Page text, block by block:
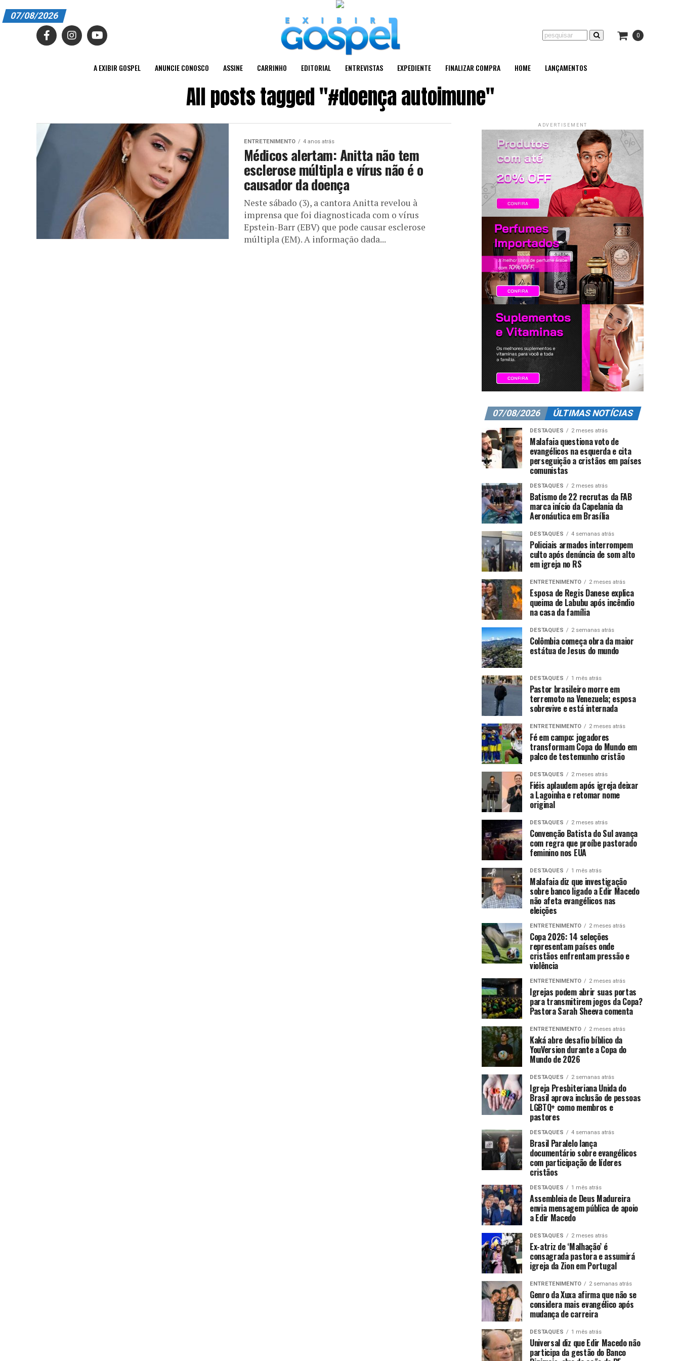
A EXIBIR GOSPEL
EDITORIAL
ENTREVISTAS
FINALIZAR COMPRA
LANÇAMENTOS
07/08/2026
0
A EXIBIR GOSPEL ANUNCIE CONOSCO ASSINE CARRINHO EDITORIAL ENTREVISTAS EXPEDIENTE FINALIZAR COMPRA HOME LANÇAMENTOS
All posts tagged "#doença autoimune"
ENTRETENIMENTO 4 anos atrás
Médicos alertam: Anitta não tem
esclerose múltipla e vírus não é o
causador da doença
Neste sábado (3), a cantora Anitta revelou à
imprensa que foi diagnosticada com o vírus
Epstein-Barr (EBV) que pode causar esclerose
múltipla (EM). A informação dada...
ADVERTISEMENT
07/08/2026 ÚLTIMAS NOTÍCIAS
DESTAQUES 2 meses atrás
Malafaia questiona voto de
evangélicos na esquerda e cita
perseguição a cristãos em países
comunistas
DESTAQUES 2 meses atrás
Batismo de 22 recrutas da FAB
marca início da Capelania da
Aeronáutica em Brasília
DESTAQUES 4 semanas atrás
Policiais armados interrompem
culto após denúncia de som alto
em igreja no RS
ENTRETENIMENTO 2 meses atrás
Esposa de Regis Danese explica
queima de Labubu após incêndio
na casa da família
DESTAQUES 2 semanas atrás
Colômbia começa obra da maior
estátua de Jesus do mundo
DESTAQUES 1 mês atrás
Pastor brasileiro morre em
terremoto na Venezuela; esposa
sobrevive e está internada
ENTRETENIMENTO 2 meses atrás
Fé em campo: jogadores
transformam Copa do Mundo em
palco de testemunho cristão
DESTAQUES 2 meses atrás
Fiéis aplaudem após igreja deixar
a Lagoinha e retomar nome
original
DESTAQUES 2 meses atrás
Convenção Batista do Sul avança
com regra que proíbe pastorado
feminino nos EUA
DESTAQUES 1 mês atrás
Malafaia diz que investigação
sobre banco ligado a Edir Macedo
não afeta evangélicos nas
eleições
ENTRETENIMENTO 2 meses atrás
Copa 2026: 14 seleções
representam países onde
cristãos enfrentam pressão e
violência
ENTRETENIMENTO 2 meses atrás
Igrejas podem abrir suas portas
para transmitirem jogos da Copa?
Pastora Sarah Sheeva comenta
ENTRETENIMENTO 2 meses atrás
Kaká abre desafio bíblico da
YouVersion durante a Copa do
Mundo de 2026
DESTAQUES 2 semanas atrás
Igreja Presbiteriana Unida do
Brasil aprova inclusão de pessoas
LGBTQ+ como membros e
pastores
DESTAQUES 4 semanas atrás
Brasil Paralelo lança
documentário sobre evangélicos
com participação de líderes
cristãos
DESTAQUES 1 mês atrás
Assembleia de Deus Madureira
envia mensagem pública de apoio
a Edir Macedo
DESTAQUES 2 meses atrás
Ex-atriz de ‘Malhação’ é
consagrada pastora e assumirá
igreja da Zion em Portugal
ENTRETENIMENTO 2 semanas atrás
Genro da Xuxa afirma que não se
considera mais evangélico após
mudança de carreira
DESTAQUES 1 mês atrás
Universal diz que Edir Macedo não
participa da gestão do Banco